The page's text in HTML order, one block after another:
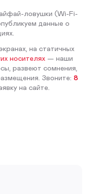
ловушки (Wi-Fi-
данные о
на статичных
носителях — наши
развеют сомнения,
Звоните: 8
на сайте.